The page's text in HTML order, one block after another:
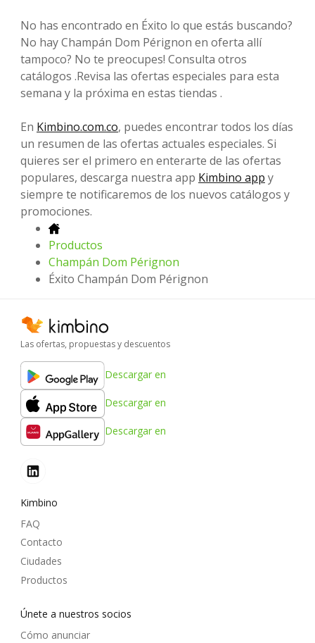
No has encontrado en Éxito lo que estás buscando?
No hay Champán Dom Pérignon en oferta allí
tampoco? No te preocupes! Consulta otros
catálogos .Revisa las ofertas especiales para esta
semana y la próxima en estas tiendas .
En Kimbino.com.co, puedes encontrar todos los días
un resumen de las ofertas actuales especiales. Si
quieres ser el primero en enterarte de las ofertas
populares, descarga nuestra app Kimbino app y
siempre te notificaremos de los nuevos catálogos y
promociones.
Productos
Champán Dom Pérignon
Éxito Champán Dom Pérignon
Las ofertas, propuestas y descuentos
Descargar en
Descargar en
Descargar en
Kimbino
FAQ
Contacto
Ciudades
Productos
Únete a nuestros socios
Cómo anunciar